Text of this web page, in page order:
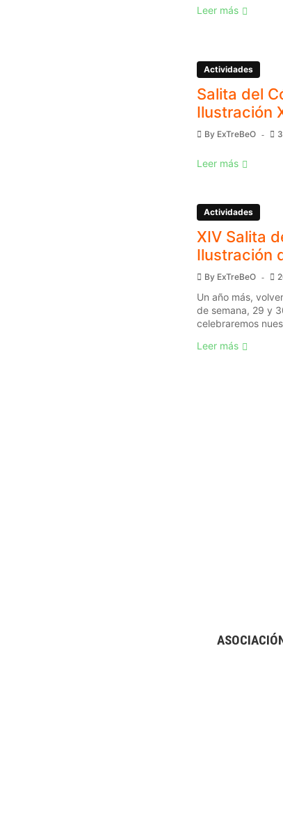
Leer más
Actividades
Salita del
Ilustración
By ExTreBeO
Leer más
Actividades
XIV Salita
Ilustración
By ExTreBeO
Un año más,
de semana, 29 y
celebraremos
Leer más